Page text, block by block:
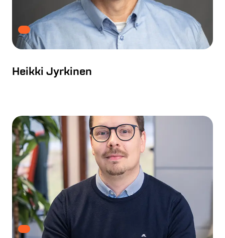
Heikki Jyrkinen